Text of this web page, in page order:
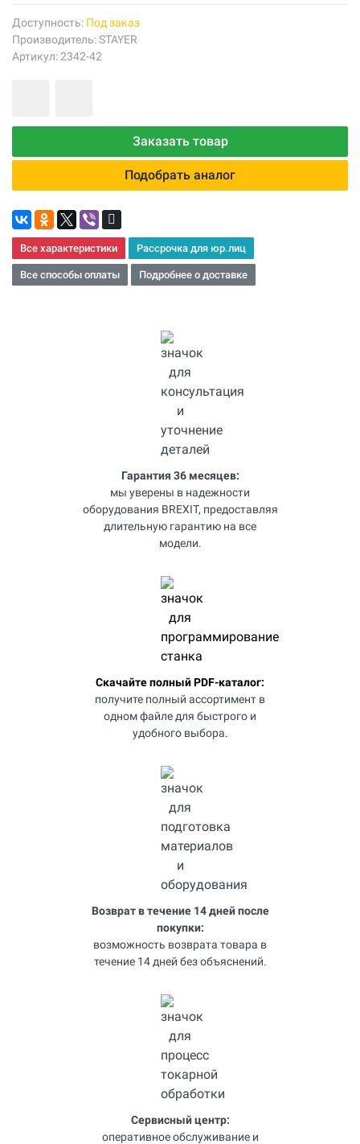
Доступность: Под заказ
Производитель:STAYER
Артикул: 2342-42
Заказать товар
Подобрать аналог
Все характеристики Рассрочка для юр.лиц
Все способы оплаты Подробнее о доставке
Гарантия 36 месяцев:
мы уверены в надежности
оборудования BREXIT, предоставляя
длительную гарантию на все
модели.
Скачайте полный PDF-каталог:
получите полный ассортимент в
одном файле для быстрого и
удобного выбора.
Возврат в течение 14 дней после
покупки:
возможность возврата товара в
течение 14 дней без объяснений.
Сервисный центр:
оперативное обслуживание и